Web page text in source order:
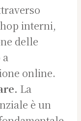
interni,
delle
online.
La
è un